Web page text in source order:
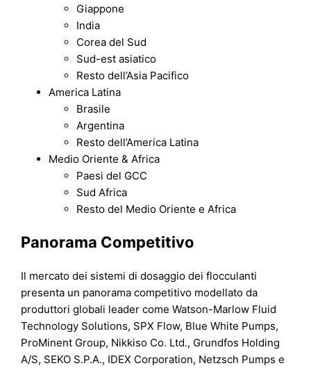
Giappone
India
Corea del Sud
Sud-est asiatico
Resto dell’Asia Pacifico
America Latina
Brasile
Argentina
Resto dell’America Latina
Medio Oriente & Africa
Paesi del GCC
Sud Africa
Resto del Medio Oriente e Africa
Panorama Competitivo
Il mercato dei sistemi di dosaggio dei flocculanti
presenta un panorama competitivo modellato da
produttori globali leader come Watson-Marlow Fluid
Technology Solutions, SPX Flow, Blue White Pumps,
ProMinent Group, Nikkiso Co. Ltd., Grundfos Holding
A/S, SEKO S.P.A., IDEX Corporation, Netzsch Pumps e